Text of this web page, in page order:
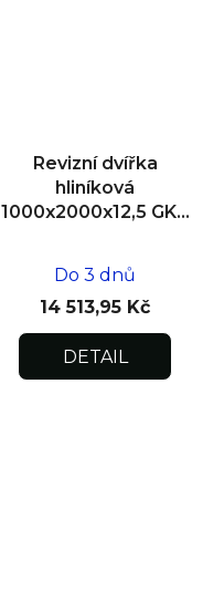
Revizní dvířka
hliníková
1000x2000x12,5 GKB
Do 3 dnů
14 513,95 Kč
DETAIL